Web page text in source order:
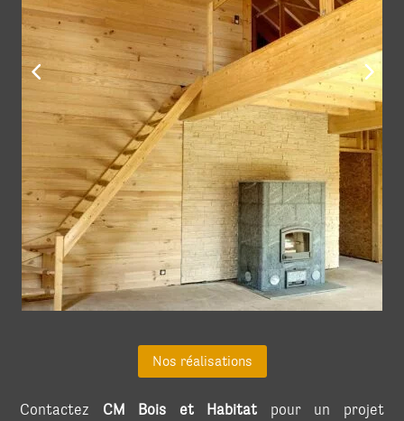
Nos réalisations
Contactez CM Bois et Habitat pour un projet